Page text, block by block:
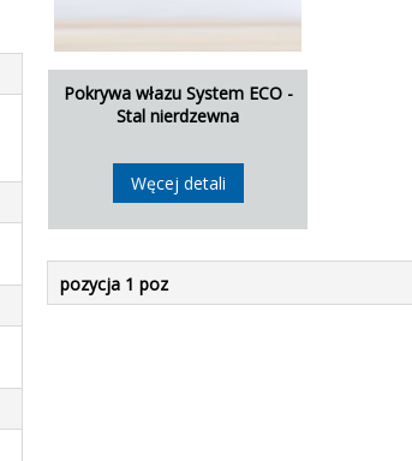
Pokrywa włazu System ECO -
Stal nierdzewna
Węcej detali
pozycja 1 poz